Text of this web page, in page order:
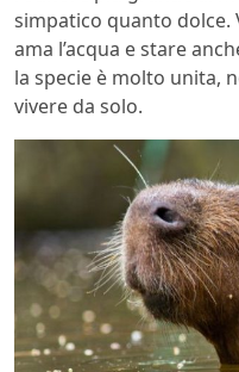
simpatico quanto dolce.
ama l’acqua e stare
la specie è molto unita,
vivere da solo.